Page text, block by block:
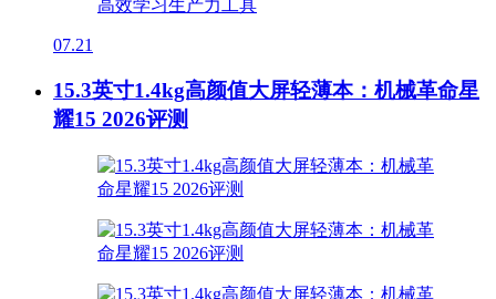
07.21
15.3英寸1.4kg高颜值大屏轻薄本：机械革命星
耀15 2026评测